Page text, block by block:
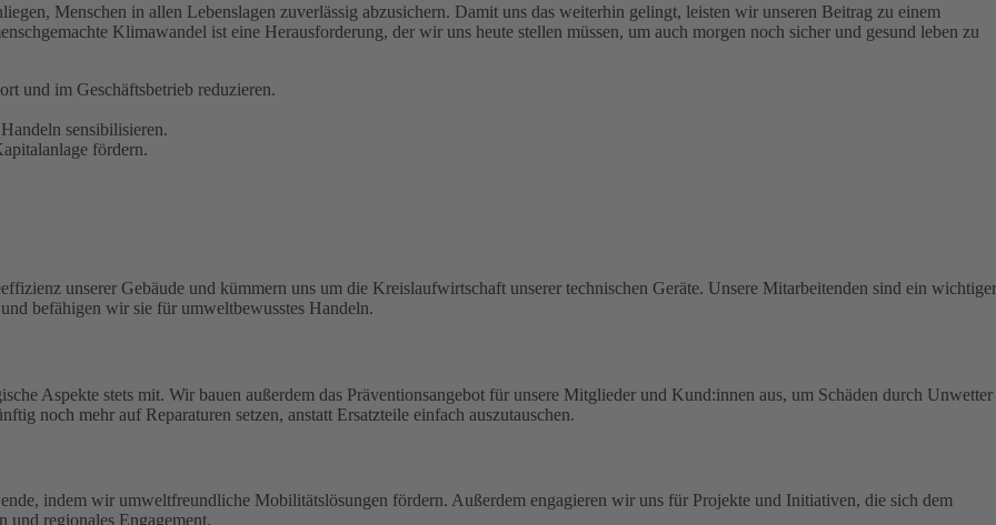
Menschen in allen Lebenslagen zuverlässig abzusichern. Damit uns das weiterhin gelingt, leisten wir unseren Beitrag zu einem
Klimawandel ist eine Herausforderung, der wir uns heute stellen müssen, um auch morgen noch sicher und gesund leben zu
und im Geschäftsbetrieb reduzieren.
sensibilisieren.
fördern.
unserer Gebäude und kümmern uns um die Kreislaufwirtschaft unserer technischen Geräte. Unsere Mitarbeitenden sind ein wichtiger
befähigen wir sie für umweltbewusstes Handeln.
Aspekte stets mit. Wir bauen außerdem das Präventionsangebot für unsere Mitglieder und Kund:innen aus, um Schäden durch Unwetter
noch mehr auf Reparaturen setzen, anstatt Ersatzteile einfach auszutauschen.
indem wir umweltfreundliche Mobilitätslösungen fördern. Außerdem engagieren wir uns für Projekte und Initiativen, die sich dem
und regionales Engagement.